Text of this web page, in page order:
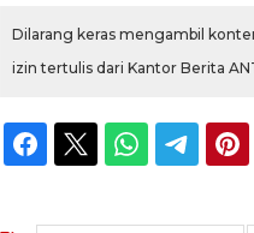
Dilarang keras mengambil
izin tertulis dari Kantor Berita